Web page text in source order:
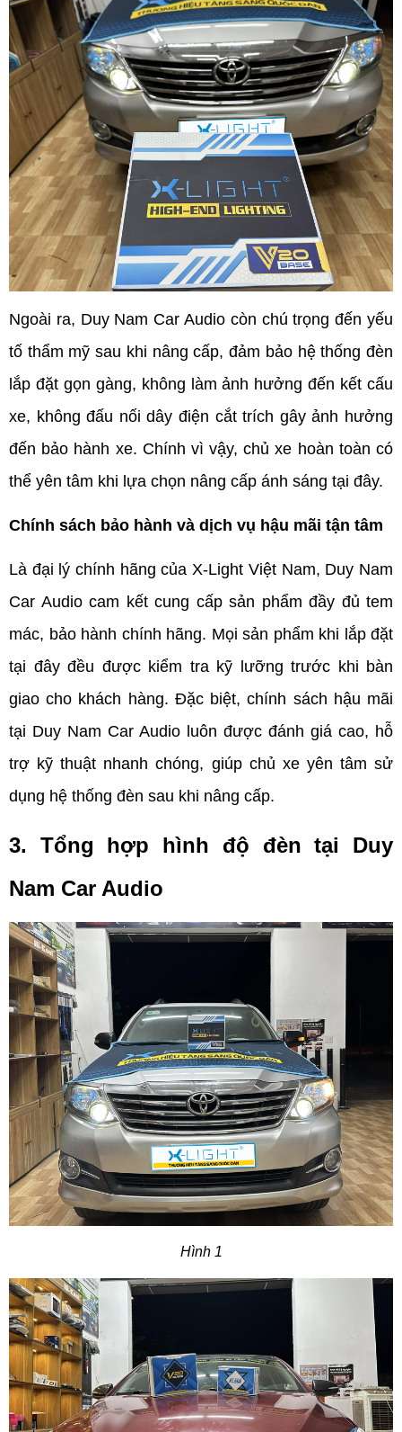
Ngoài ra, Duy Nam Car Audio còn chú trọng đến yếu
tố thẩm mỹ sau khi nâng cấp, đảm bảo hệ thống đèn
lắp đặt gọn gàng, không làm ảnh hưởng đến kết cấu
xe, không đấu nối dây điện cắt trích gây ảnh hưởng
đến bảo hành xe. Chính vì vậy, chủ xe hoàn toàn có
thể yên tâm khi lựa chọn nâng cấp ánh sáng tại đây.
Chính sách bảo hành và dịch vụ hậu mãi tận tâm
Là đại lý chính hãng của X-Light Việt Nam, Duy Nam
Car Audio cam kết cung cấp sản phẩm đầy đủ tem
mác, bảo hành chính hãng. Mọi sản phẩm khi lắp đặt
tại đây đều được kiểm tra kỹ lưỡng trước khi bàn
giao cho khách hàng. Đặc biệt, chính sách hậu mãi
tại Duy Nam Car Audio luôn được đánh giá cao, hỗ
trợ kỹ thuật nhanh chóng, giúp chủ xe yên tâm sử
dụng hệ thống đèn sau khi nâng cấp.
3. Tổng hợp hình độ đèn tại Duy
Nam Car Audio
Hình 1